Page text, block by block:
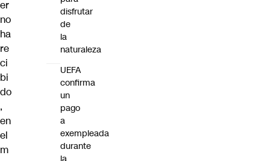
er
no
ha
re
ci
bi
do
,
en
el
m
disfrutar
de
la
naturaleza
UEFA
confirma
un
pago
a
exempleada
durante
la